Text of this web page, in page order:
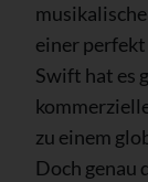
einer
Swift hat es
zu einem
Doch genau